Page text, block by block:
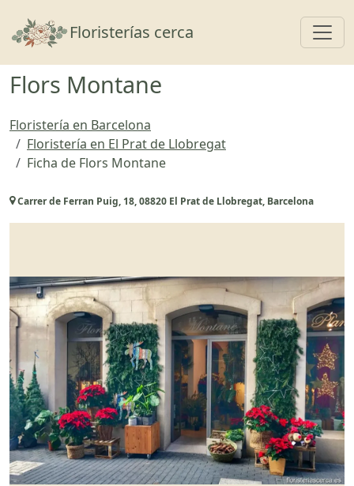
Floristerías cerca
Flors Montane
Floristería en Barcelona
Floristería en El Prat de Llobregat
Ficha de Flors Montane
Carrer de Ferran Puig, 18, 08820 El Prat de Llobregat, Barcelona